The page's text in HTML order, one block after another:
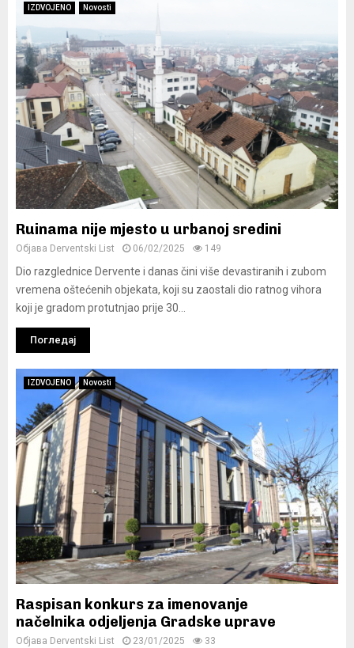
IZDVOJENO Novosti
Ruinama nije mjesto u urbanoj sredini
Објава Derventski List 06/02/2025 149
Dio razglednice Dervente i danas čini više devastiranih i zubom
vremena oštećenih objekata, koji su zaostali dio ratnog vihora
koji je gradom protutnjao prije 30...
Погледај
IZDVOJENO Novosti
Raspisan konkurs za imenovanje
načelnika odjeljenja Gradske uprave
Објава Derventski List 23/01/2025 33